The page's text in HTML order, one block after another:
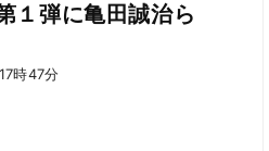
１弾に亀田誠治ら
時47分